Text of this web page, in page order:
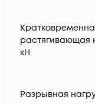
растягивающая
кН
Разрывная